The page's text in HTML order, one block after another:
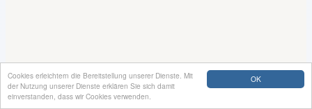
OK
Cookies erleichtern die Bereitstellung unserer Dienste. Mit
der Nutzung unserer Dienste erklären Sie sich damit
einverstanden, dass wir Cookies verwenden.